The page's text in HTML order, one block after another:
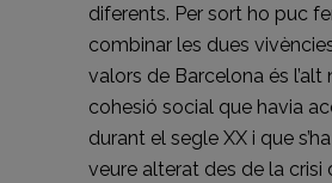
diferents. Per sort ho puc
combinar les dues
valors de Barcelona és l’alt
cohesió social que havia
durant el segle XX i que
veure alterat des de la crisi